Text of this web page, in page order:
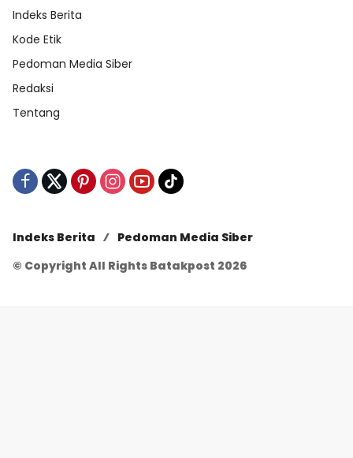
Indeks Berita
Kode Etik
Pedoman Media Siber
Redaksi
Tentang
Indeks Berita
Pedoman Media Siber
© Copyright All Rights Batakpost 2026